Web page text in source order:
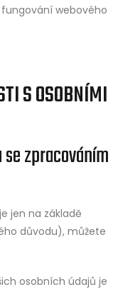
webového
S OSOBNÍMI
se zpracováním
jen na základě
důvodu), můžete
osobních údajů je